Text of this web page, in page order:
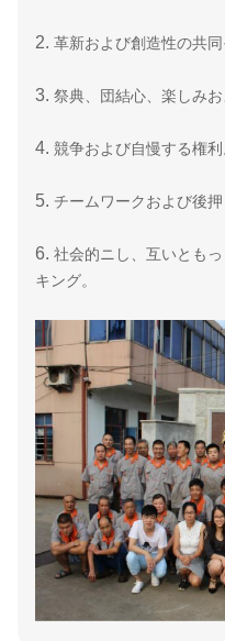
2. 革新および創造性の共同
3. 祭典、団結心、楽しみお
4. 競争および自慢する権利
5. チームワークおよび後押
6. 社会的ニし、互いとも
キング。